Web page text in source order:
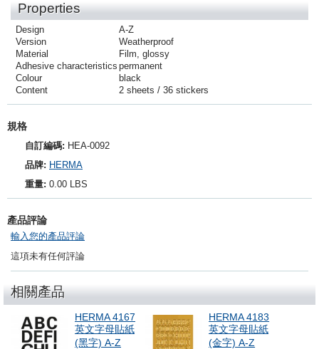
Properties
Design
A-Z
Version
Weatherproof
Material
Film, glossy
Adhesive characteristics permanent
Colour
black
Content
2 sheets / 36 stickers
規格
自訂編碼: HEA-0092
品牌: HERMA
重量: 0.00 LBS
產品評論
輸入您的產品評論
這項未有任何評論
相關產品
HERMA 4167
英文字母貼紙
(黑字) A-Z
HERMA 4183
英文字母貼紙
(金字) A-Z